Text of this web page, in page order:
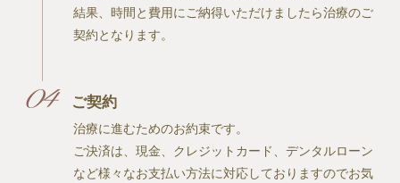
結果、時間と費用にご納得いただけましたら治療のご
契約となります。
ご契約
治療に進むためのお約束です。
ご決済は、現金、クレジットカード、デンタルローン
など様々なお支払い方法に対応しておりますのでお気